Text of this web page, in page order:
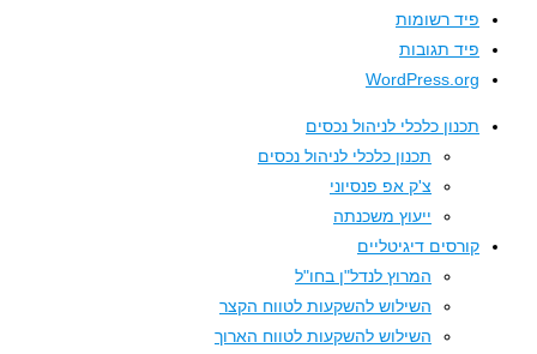
פיד רשומות
פיד תגובות
WordPress.org
תכנון כלכלי לניהול נכסים
תכנון כלכלי לניהול נכסים
צ'ק אפ פנסיוני
ייעוץ משכנתה
קורסים דיגיטליים
המרוץ לנדל"ן בחו"ל
השילוש להשקעות לטווח הקצר
השילוש להשקעות לטווח הארוך